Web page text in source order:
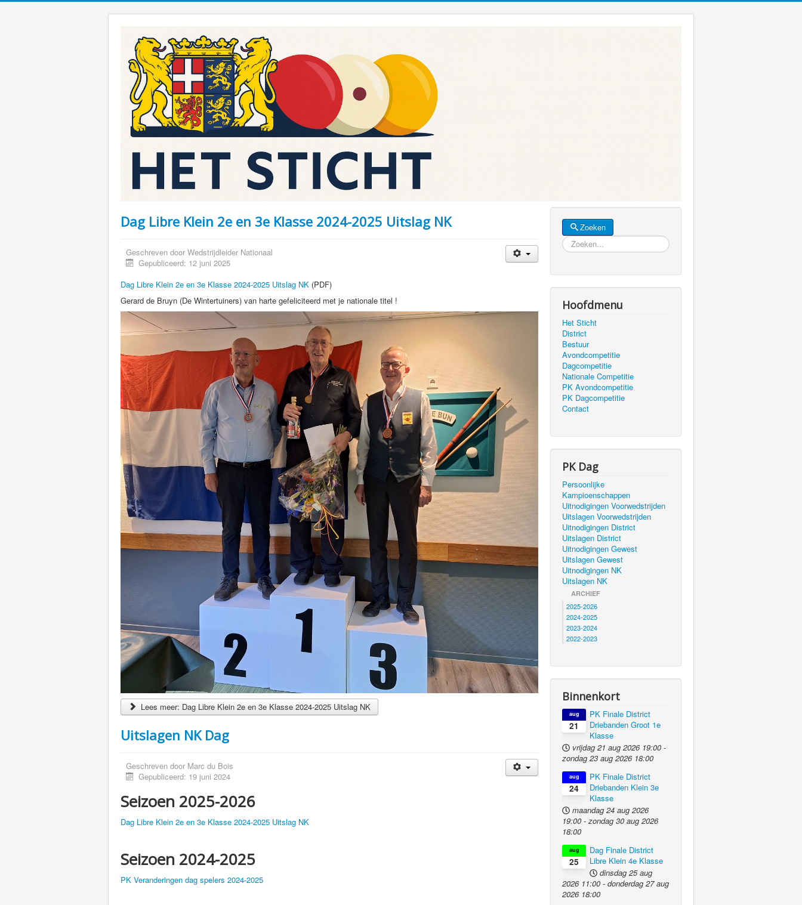
Dag Libre Klein 2e en 3e Klasse 2024-2025 Uitslag NK
Geschreven door Wedstrijdleider Nationaal
Gepubliceerd: 12 juni 2025
Dag Libre Klein 2e en 3e Klasse 2024-2025 Uitslag NK (PDF)
Gerard de Bruyn (De Wintertuiners) van harte gefeliciteerd met je nationale titel !
Lees meer: Dag Libre Klein 2e en 3e Klasse 2024-2025 Uitslag NK
Uitslagen NK Dag
Geschreven door Marc du Bois
Gepubliceerd: 19 juni 2024
Seizoen 2025-2026
Dag Libre Klein 2e en 3e Klasse 2024-2025 Uitslag NK
Seizoen 2024-2025
PK Veranderingen dag spelers 2024-2025
Zoeken
Zoeken
Hoofdmenu
Het Sticht
District
Bestuur
Avondcompetitie
Dagcompetitie
Nationale Competitie
PK Avondcompetitie
PK Dagcompetitie
Contact
PK Dag
Persoonlijke
Kampioenschappen
Uitnodigingen Voorwedstrijden
Uitslagen Voorwedstrijden
Uitnodigingen District
Uitslagen District
Uitnodigingen Gewest
Uitslagen Gewest
Uitnodigingen NK
Uitslagen NK
ARCHIEF
2025-2026
2024-2025
2023-2024
2022-2023
Binnenkort
21
aug
PK Finale District
Driebanden Groot 1e
Klasse
vrijdag 21 aug 2026 19:00 -
zondag 23 aug 2026 18:00
24
aug
PK Finale District
Driebanden Klein 3e
Klasse
maandag 24 aug 2026
19:00 - zondag 30 aug 2026
18:00
25
aug
Dag Finale District
Libre Klein 4e Klasse
dinsdag 25 aug
2026 11:00 - donderdag 27 aug
2026 18:00